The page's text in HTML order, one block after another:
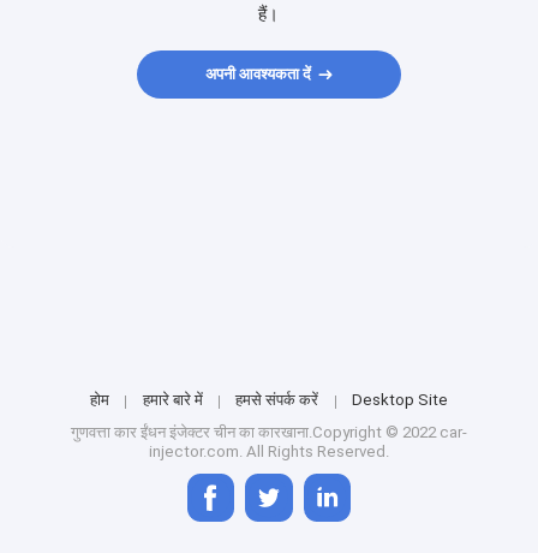
हैं।
अपनी आवश्यकता दें
होम हमारे बारे में हमसे संपर्क करें
Desktop Site
गुणवत्ता कार ईंधन इंजेक्टर चीन का कारखाना.Copyright © 2022 car-
injector.com. All Rights Reserved.